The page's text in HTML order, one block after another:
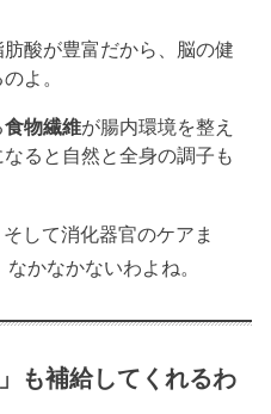
酸が豊富だから、脳の健
よ。
食物繊維が腸内環境を整え
ると自然と全身の調子も
して消化器官のケアま
かなかないわよね。
も補給してくれるわ